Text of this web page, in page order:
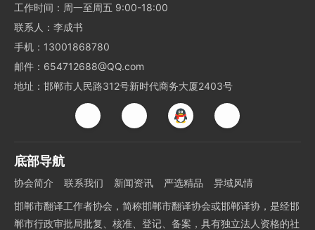
工作时间：周一至周五 9:00-18:00
联系人：李成书
手机：13001868780
邮件：654712688@QQ.com
地址：邯郸市人民路312号新时代商务大厦2403号
底部导航
协会简介 联系我们 新闻资讯 严选精品
异域风情
邯郸市翻译工作者协会，简称邯郸市翻译协会或邯郸译协，是经邯
郸市行政审批局批复、核准、登记、备案，具有独立法人资格的社